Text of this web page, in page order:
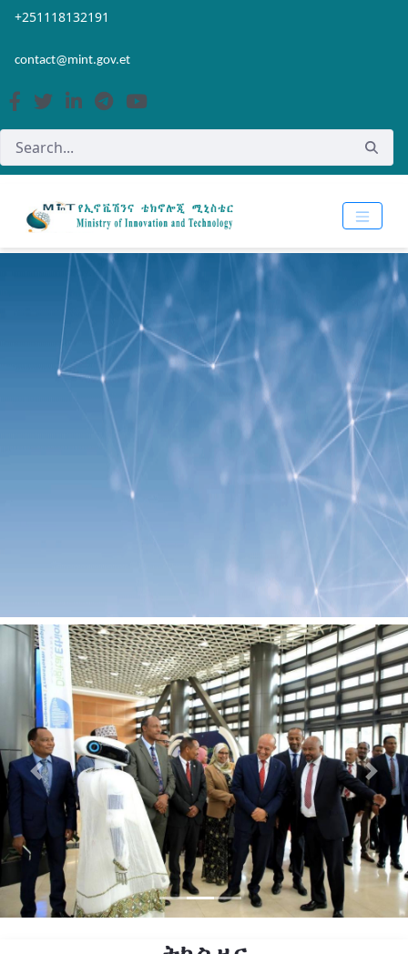
Skip to Main Content
Open Accessibility Menu
+251118132191
contact@mint.gov.et
Previous Next